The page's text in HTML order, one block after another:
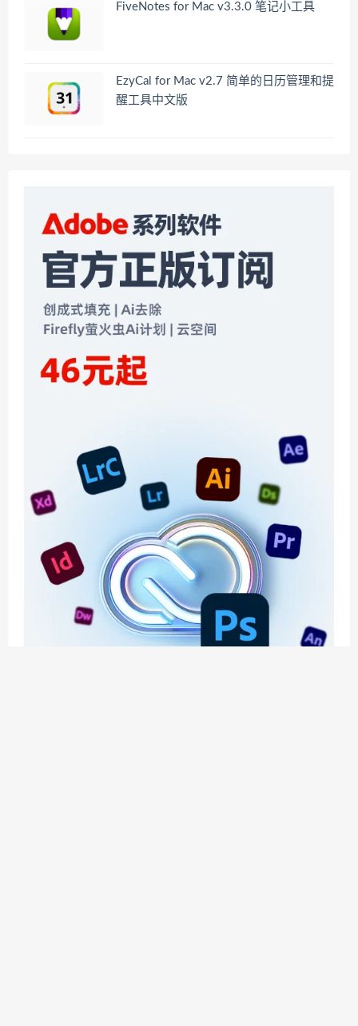
FiveNotes for Mac v3.3.0 笔记小工具
EzyCal for Mac v2.7 简单的日历管理和提
醒工具中文版